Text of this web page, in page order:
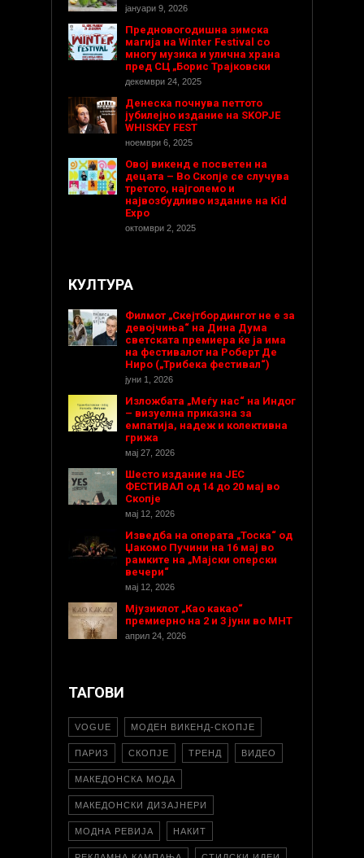
јануари 9, 2026
Предновогодишнa зимска
магија на Winter Festival со
многу музика и улична храна
пред СЦ „Борис Трајковски
декември 24, 2025
Денеска почнува петтото
јубилејно издание на SKOPJE
WHISKEY FEST
ноември 6, 2025
Овој викенд е посветен на
децата – Во Скопје се случува
третото, најголемо и
највозбудливо издание на Kid
Expo
октомври 2, 2025
КУЛТУРА
Филмот „Скејтбордингот не е за
девојчиња“ на Дина Дума
светската премиера ќе ја има
на фестивалот на Роберт Де
Ниро („Трибека фестивал“)
јуни 1, 2026
Изложбата „Меѓу нас“ на Индог
– визуелна приказна за
емпатија, надеж и колективна
грижа
мај 27, 2026
Шесто издание на ЈЕС
ФЕСТИВАЛ од 14 до 20 мај во
Скопје
мај 12, 2026
Изведба на операта „Тоска“ од
Џакомо Пучини на 16 мај во
рамките на „Мајски оперски
вечери“
мај 12, 2026
Мјузиклот „Као какао“
премиерно на 2 и 3 јуни во МНТ
април 24, 2026
ТАГОВИ
VOGUE МОДЕН ВИКЕНД-СКОПЈЕ
ПАРИЗ СКОПЈЕ ТРЕНД ВИДЕО
МАКЕДОНСКА МОДА
МАКЕДОНСКИ ДИЗАЈНЕРИ
МОДНА РЕВИЈА НАКИТ